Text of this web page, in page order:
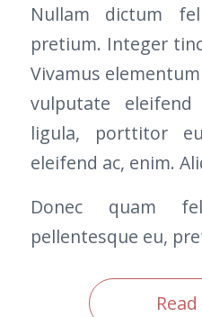
Nullam dictum
pretium. Integer
Vivamus
vulputate
ligula, porttitor
eleifend ac, enim.
Donec quam
pellentesque eu,